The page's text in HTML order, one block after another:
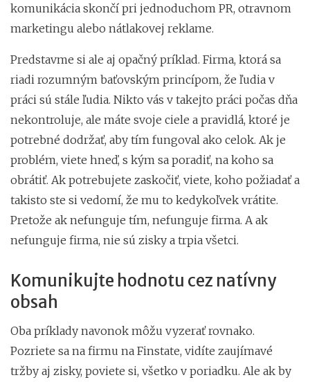
komunikácia skončí pri jednoduchom PR, otravnom
marketingu alebo nátlakovej reklame.
Predstavme si ale aj opačný príklad. Firma, ktorá sa
riadi rozumným baťovským princípom, že ľudia v
práci sú stále ľudia. Nikto vás v takejto práci počas dňa
nekontroluje, ale máte svoje ciele a pravidlá, ktoré je
potrebné dodržať, aby tím fungoval ako celok. Ak je
problém, viete hneď, s kým sa poradiť, na koho sa
obrátiť. Ak potrebujete zaskočiť, viete, koho požiadať a
takisto ste si vedomí, že mu to kedykoľvek vrátite.
Pretože ak nefunguje tím, nefunguje firma. A ak
nefunguje firma, nie sú zisky a trpia všetci.
Komunikujte hodnotu cez natívny
obsah
Oba príklady navonok môžu vyzerať rovnako.
Pozriete sa na firmu na Finstate, vidíte zaujímavé
tržby aj zisky, poviete si, všetko v poriadku. Ale ak by